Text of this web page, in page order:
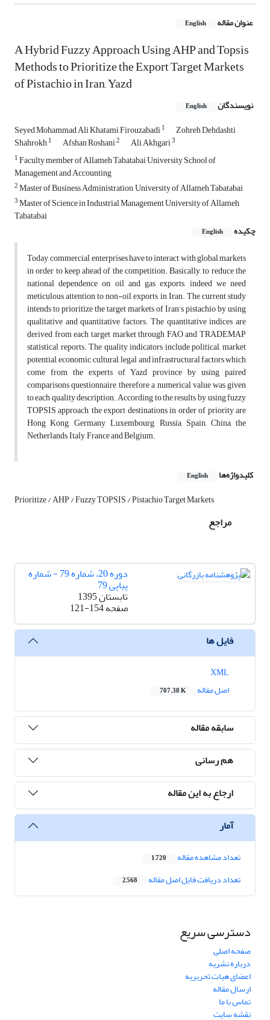
عنوان مقاله English
A Hybrid Fuzzy Approach Using AHP and Topsis
Methods to Prioritize the Export Target Markets
of Pistachio in Iran, Yazd
نویسندگان English
Seyed Mohammad Ali Khatami Firouzabadi1 Zohreh Dehdashti
Shahrokh1 Afshan Roshani2 Ali Akhgari3
1Faculty member of Allameh Tabatabai University School of
Management and Accounting
2Master of Business Administration, University of Allameh Tabatabai
3Master of Science in Industrial Management University of Allameh
Tabatabai
چکیده
English
Today, commercial enterprises have to interact with global markets
in order to keep ahead of the competition. Basically, to reduce the
national dependence on oil and gas exports, indeed we need
meticulous attention to non-oil exports in Iran. The current study
intends to prioritize the target markets of Iran’s pistachio by using
qualitative and quantitative factors. The quantitative indices are
derived from each target market through FAO and TRADEMAP
statistical reports. The quality indicators include political, market
potential, economic, cultural, legal and infrastructural factors which
come from the experts of Yazd province by using paired
comparisons questionnaire, therefore a numerical value was given
to each quality description. According to the results, by using fuzzy
TOPSIS approach, the export destinations in order of priority are
Hong Kong, Germany, Luxembourg, Russia, Spain, China, the
Netherlands, Italy, France and Belgium.
کلیدواژه‌ها English
Prioritize / AHP / Fuzzy TOPSIS / Pistachio Target Markets
مراجع
دوره 20، شماره 79 - شماره
پیاپی 79
تابستان 1395
صفحه121-154
فایل ها
اصل مقاله
707.38 K
سابقه مقاله
هم رسانی
ارجاع به این مقاله
آمار
تعداد مشاهده مقاله 1,720
تعداد دریافت فایل اصل مقاله 2,568
دسترسی سریع
صفحه اصلی
درباره نشریه
اعضای هیات تحریریه
ارسال مقاله
تماس با ما
نقشه سایت